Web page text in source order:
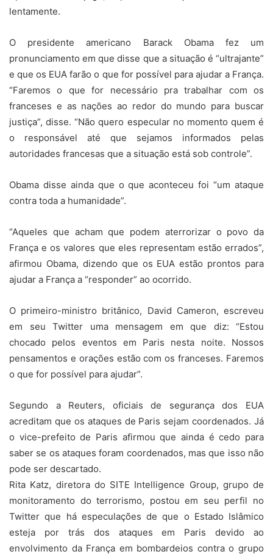
lentamente.
O presidente americano Barack Obama fez um
pronunciamento em que disse que a situação é “ultrajante”
e que os EUA farão o que for possível para ajudar a França.
“Faremos o que for necessário pra trabalhar com os
franceses e as nações ao redor do mundo para buscar
justiça”, disse. “Não quero especular no momento quem é
o responsável até que sejamos informados pelas
autoridades francesas que a situação está sob controle”.
Obama disse ainda que o que aconteceu foi “um ataque
contra toda a humanidade”.
“Aqueles que acham que podem aterrorizar o povo da
França e os valores que eles representam estão errados”,
afirmou Obama, dizendo que os EUA estão prontos para
ajudar a França a “responder” ao ocorrido.
O primeiro-ministro britânico, David Cameron, escreveu
em seu Twitter uma mensagem em que diz: “Estou
chocado pelos eventos em Paris nesta noite. Nossos
pensamentos e orações estão com os franceses. Faremos
o que for possível para ajudar”.
Segundo a Reuters, oficiais de segurança dos EUA
acreditam que os ataques de Paris sejam coordenados. Já
o vice-prefeito de Paris afirmou que ainda é cedo para
saber se os ataques foram coordenados, mas que isso não
pode ser descartado.
Rita Katz, diretora do SITE Intelligence Group, grupo de
monitoramento do terrorismo, postou em seu perfil no
Twitter que há especulações de que o Estado Islâmico
esteja por trás dos ataques em Paris devido ao
envolvimento da França em bombardeios contra o grupo